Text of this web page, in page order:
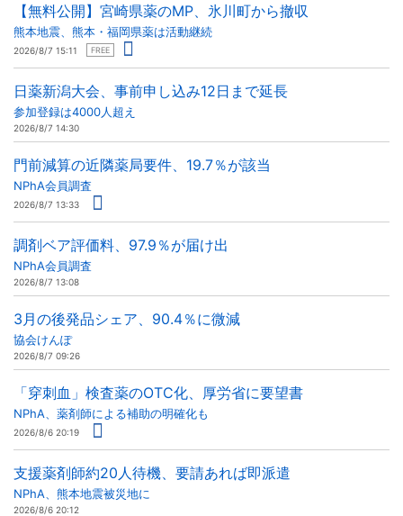
【無料公開】宮崎県薬のMP、氷川町から撤収
熊本地震、熊本・福岡県薬は活動継続
2026/8/7 15:11 FREE
日薬新潟大会、事前申し込み12日まで延長
参加登録は4000人超え
2026/8/7 14:30
門前減算の近隣薬局要件、19.7％が該当
NPhA会員調査
2026/8/7 13:33
調剤ベア評価料、97.9％が届け出
NPhA会員調査
2026/8/7 13:08
3月の後発品シェア、90.4％に微減
協会けんぽ
2026/8/7 09:26
「穿刺血」検査薬のOTC化、厚労省に要望書
NPhA、薬剤師による補助の明確化も
2026/8/6 20:19
支援薬剤師約20人待機、要請あれば即派遣
NPhA、熊本地震被災地に
2026/8/6 20:12